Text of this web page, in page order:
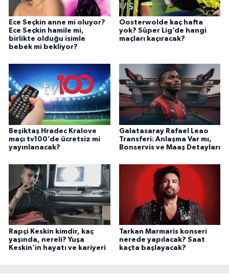
Ece Seçkin anne mi oluyor?
Ece Seçkin hamile mi,
birlikte olduğu isimle
bebek mi bekliyor?
Oosterwolde kaç hafta
yok? Süper Lig’de hangi
maçları kaçıracak?
Beşiktaş Hradec Kralove
maçı tv100’de ücretsiz mi
yayınlanacak?
Galatasaray Rafael Leao
Transferi: Anlaşma Var mı,
Bonservis ve Maaş Detayları
Rapçi Keskin kimdir, kaç
yaşında, nereli? Yuşa
Keskin'in hayatı ve kariyeri
Tarkan Marmaris konseri
nerede yapılacak? Saat
kaçta başlayacak?